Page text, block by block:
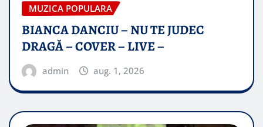
MUZICA POPULARA
BIANCA DANCIU – NU TE JUDEC
DRAGĂ – COVER – LIVE –
admin aug. 1, 2026